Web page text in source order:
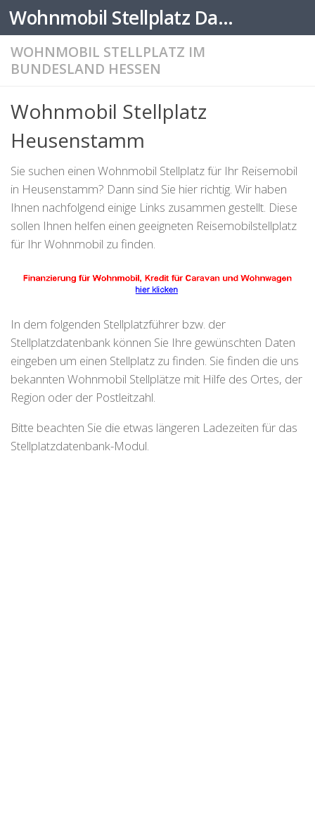
Zum Inhalt springen Wohnmobil Stellplatz Datenbank
WOHNMOBIL STELLPLATZ IM
BUNDESLAND HESSEN
Wohnmobil Stellplatz
Heusenstamm
Sie suchen einen Wohnmobil Stellplatz für Ihr Reisemobil
in Heusenstamm? Dann sind Sie hier richtig. Wir haben
Ihnen nachfolgend einige Links zusammen gestellt. Diese
sollen Ihnen helfen einen geeigneten Reisemobilstellplatz
für Ihr Wohnmobil zu finden.
In dem folgenden Stellplatzführer bzw. der
Stellplatzdatenbank können Sie Ihre gewünschten Daten
eingeben um einen Stellplatz zu finden. Sie finden die uns
bekannten Wohnmobil Stellplätze mit Hilfe des Ortes, der
Region oder der Postleitzahl.
Bitte beachten Sie die etwas längeren Ladezeiten für das
Stellplatzdatenbank-Modul.